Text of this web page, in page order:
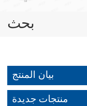
بحث
بيان المنتج
منتجات جديدة